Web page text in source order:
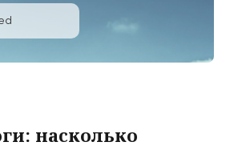
насколько